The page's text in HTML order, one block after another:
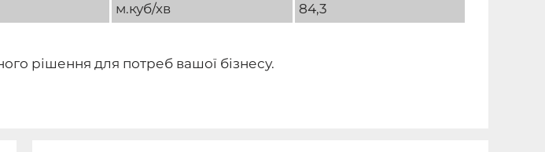
м.куб/хв 84,3
рішення для потреб вашої бізнесу.